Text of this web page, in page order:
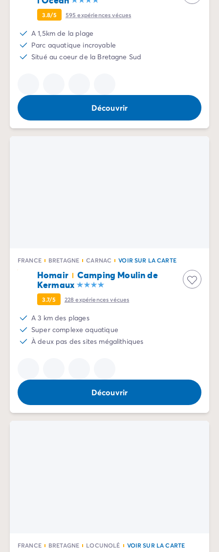
Mobil-homes pour les grandes familles
Mobil-homes by Roan/locations-by-roan
Tentes lodges/tente-safari-hebergement-atypique
L'esprit Homair
Vivez l'expérience
Le catalogue Homair
Meilleur E-commerçant 2026
Homair en vidéo
L'assurance annulation
Acheter un mobil-home
3.8/5 595expériences vécues
A 1,5km de la plage
Parc aquatique incroyable
Situé au coeur de la Bretagne Sud
Découvrir
FRANCE BRETAGNE CARNAC VOIR SUR LA CARTE
Homair
Camping Moulin de
Kermaux
3.7/5 228expériences vécues
A 3 km des plages
Super complexe aquatique
À deux pas des sites mégalithiques
Découvrir
FRANCE BRETAGNE LOCUNOLÉ VOIR SUR LA CARTE